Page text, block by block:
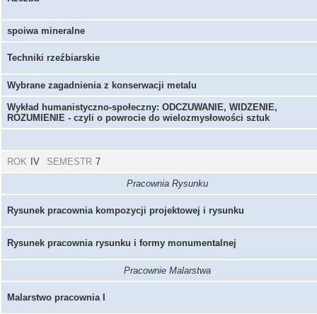
spoiwa mineralne
Techniki rzeźbiarskie
Wybrane zagadnienia z konserwacji metalu
Wykład humanistyczno-społeczny: ODCZUWANIE, WIDZENIE,
ROZUMIENIE - czyli o powrocie do wielozmysłowości sztuk
ROK IV SEMESTR 7
Pracownia Rysunku
Rysunek pracownia kompozycji projektowej i rysunku
Rysunek pracownia rysunku i formy monumentalnej
Pracownie Malarstwa
Malarstwo pracownia I